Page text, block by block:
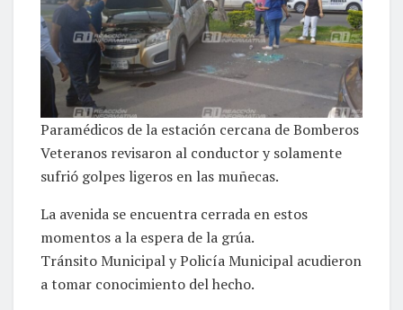
Paramédicos de la estación cercana de Bomberos
Veteranos revisaron al conductor y solamente
sufrió golpes ligeros en las muñecas.
La avenida se encuentra cerrada en estos
momentos a la espera de la grúa.
Tránsito Municipal y Policía Municipal acudieron
a tomar conocimiento del hecho.